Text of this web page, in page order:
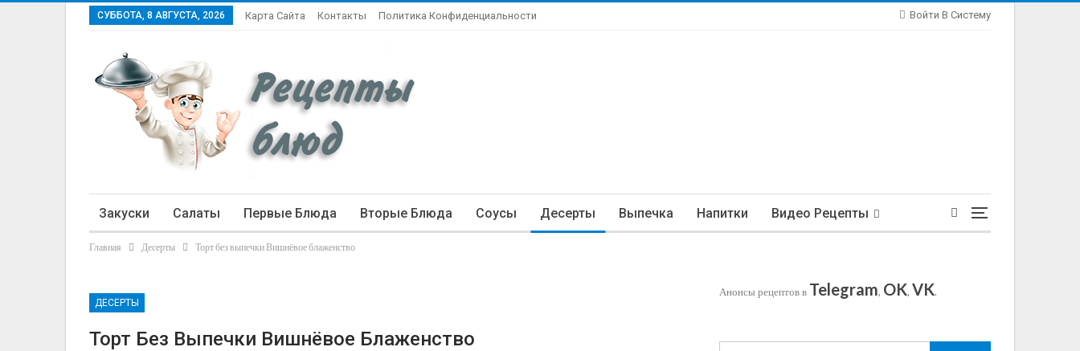
Войти В Систему
СУББОТА, 8 АВГУСТА, 2026 Карта Сайта Контакты Политика Конфиденциальности
Закуски Салаты Первые Блюда Вторые Блюда Соусы Десерты Выпечка Напитки Видео Рецепты
Статьи
Главная Десерты Торт без выпечки Вишнёвое блаженство
ДЕСЕРТЫ
Торт Без Выпечки Вишнёвое Блаженство
Анонсы рецептов в Telegram, OK, VK.